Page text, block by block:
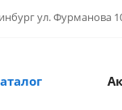
ул. Фурманова